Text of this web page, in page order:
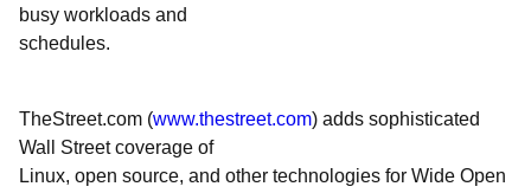
busy workloads and
schedules.
TheStreet.com (www.thestreet.com) adds sophisticated
Wall Street coverage of
Linux, open source, and other technologies for Wide Open